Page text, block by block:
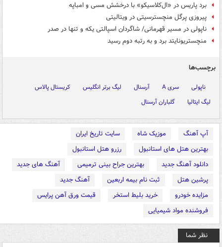
برد پاریس در «ال‌کلاسیکو» با درخشش مسی و امباپه
پیروزی پرگل منچسترسیتی در ویتالیتی
ناپولی در مسیر قهرمانی/ شاگردان اسپالتی یکه و تنها در صدر
منچستریونایتد برد و به رتبه دوم رسید
برچسب‌ها
ناپولی سری A آرسنال لیگ برتر انگلیس
کریستال پالاس
لیگ ایتالیا
گلباران آرسنال
آپ آهنگ موزیک شاه
سایت تاریخ ایران
بهترین هتل های استانبول
رزرو هتل استانبول
دانلود آهنگ جدید
بهترین جراح بینی ترمیمی
آهنگ های جدید
پرشین هتل
ثبت نام بیمه اربعین
آهنگ جدید
مزایده خودرو
خرید بلیط استخر
قیمت ورق آهن پرایس
فروشنده مواد شیمیایی
نظر شما